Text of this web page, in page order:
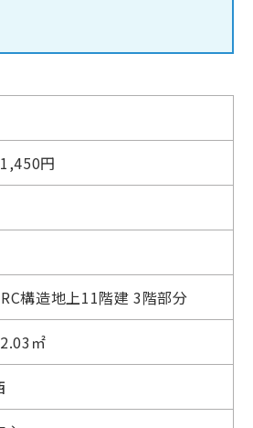
円
構造地上11階建 3階部分
㎡